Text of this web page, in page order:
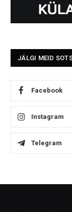
JÄLGI MEID
Facebook
Instagram
Telegram